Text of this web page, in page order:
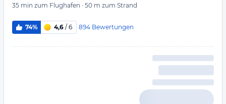
35 min zum Flughafen · 50 m zum Strand
74% 4,6 / 6 894 Bewertungen